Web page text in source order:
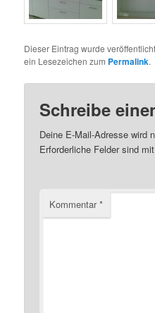
Dieser Eintrag wurde
ein Lesezeichen zum Permalink.
Schreibe
Deine E-Mail-Adresse wird
Erforderliche Felder sind
Kommentar*